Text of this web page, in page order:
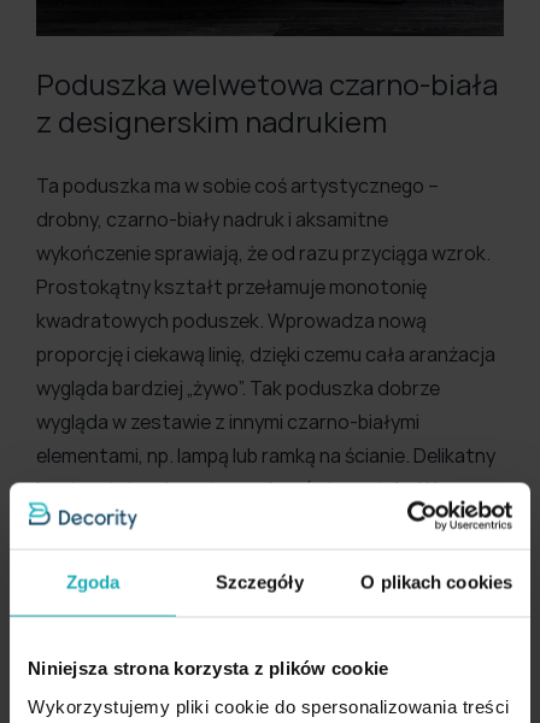
Zgoda Szczegóły O plikach cookies
Niniejsza strona korzysta z plików cookie
Wykorzystujemy pliki cookie do spersonalizowania treści
Poduszka welwetowa czarno-biała
z designerskim nadrukiem
Ta poduszka ma w sobie coś artystycznego –
drobny, czarno-biały nadruk i aksamitne
wykończenie sprawiają, że od razu przyciąga wzrok.
Prostokątny kształt przełamuje monotonię
kwadratowych poduszek. Wprowadza nową
proporcję i ciekawą linię, dzięki czemu cała aranżacja
wygląda bardziej „żywo”. Tak poduszka dobrze
wygląda w zestawie z innymi czarno-białymi
elementami, np. lampą lub ramką na ścianie. Delikatny
kontrast, trochę artyzmu i mnóstwo stylu. W
połączeniu z czarną kanapą tworzy efekt przytulnej